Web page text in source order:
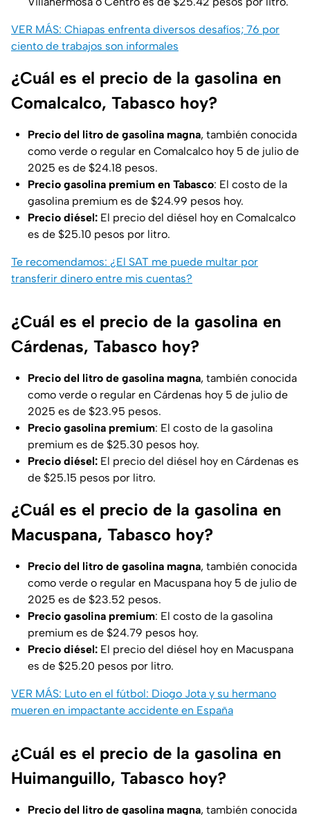
VER MÁS: Chiapas enfrenta diversos desafíos; 76 por
ciento de trabajos son informales
¿Cuál es el precio de la gasolina en
Comalcalco, Tabasco hoy?
Precio del litro de gasolina magna, también conocida
como verde o regular en Comalcalco hoy 5 de julio de
2025 es de $24.18 pesos.
Precio gasolina premium en Tabasco: El costo de la
gasolina premium es de $24.99 pesos hoy.
Precio diésel: El precio del diésel hoy en Comalcalco
es de $25.10 pesos por litro.
Te recomendamos: ¿El SAT me puede multar por
transferir dinero entre mis cuentas?
¿Cuál es el precio de la gasolina en
Cárdenas, Tabasco hoy?
Precio del litro de gasolina magna, también conocida
como verde o regular en Cárdenas hoy 5 de julio de
2025 es de $23.95 pesos.
Precio gasolina premium: El costo de la gasolina
premium es de $25.30 pesos hoy.
Precio diésel: El precio del diésel hoy en Cárdenas es
de $25.15 pesos por litro.
¿Cuál es el precio de la gasolina en
Macuspana, Tabasco hoy?
Precio del litro de gasolina magna, también conocida
como verde o regular en Macuspana hoy 5 de julio de
2025 es de $23.52 pesos.
Precio gasolina premium: El costo de la gasolina
premium es de $24.79 pesos hoy.
Precio diésel: El precio del diésel hoy en Macuspana
es de $25.20 pesos por litro.
VER MÁS: Luto en el fútbol: Diogo Jota y su hermano
mueren en impactante accidente en España
¿Cuál es el precio de la gasolina en
Huimanguillo, Tabasco hoy?
Precio del litro de gasolina magna, también conocida